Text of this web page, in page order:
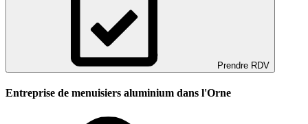
Prendre RDV
Entreprise de menuisiers aluminium dans l'Orne